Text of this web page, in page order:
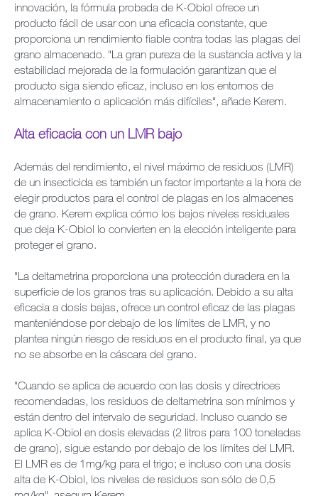
innovación, la fórmula probada de K-Obiol ofrece un
producto fácil de usar con una eficacia constante, que
proporciona un rendimiento fiable contra todas las plagas del
grano almacenado. "La gran pureza de la sustancia activa y la
estabilidad mejorada de la formulación garantizan que el
producto siga siendo eficaz, incluso en los entornos de
almacenamiento o aplicación más difíciles", añade Kerem.
Alta eficacia con un LMR bajo
Además del rendimiento, el nivel máximo de residuos (LMR)
de un insecticida es también un factor importante a la hora de
elegir productos para el control de plagas en los almacenes
de grano. Kerem explica cómo los bajos niveles residuales
que deja K-Obiol lo convierten en la elección inteligente para
proteger el grano.
"La deltametrina proporciona una protección duradera en la
superficie de los granos tras su aplicación. Debido a su alta
eficacia a dosis bajas, ofrece un control eficaz de las plagas
manteniéndose por debajo de los límites de LMR, y no
plantea ningún riesgo de residuos en el producto final, ya que
no se absorbe en la cáscara del grano.
"Cuando se aplica de acuerdo con las dosis y directrices
recomendadas, los residuos de deltametrina son mínimos y
están dentro del intervalo de seguridad. Incluso cuando se
aplica K-Obiol en dosis elevadas (2 litros para 100 toneladas
de grano), sigue estando por debajo de los límites del LMR.
El LMR es de 1mg/kg para el trigo; e incluso con una dosis
alta de K-Obiol, los niveles de residuos son sólo de 0,5